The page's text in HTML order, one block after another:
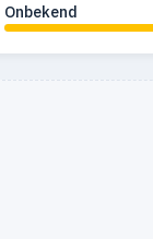
Onbekend